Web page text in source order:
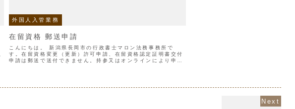
外国人入管業務
在留資格 郵送申請
こんにちは。 新潟県長岡市の行政書士マロン法務事務所で
す。在留資格変更（更新）許可申請、在留資格認定証明書交付
申請は郵送で送付できません。持参又はオンラインにより申請